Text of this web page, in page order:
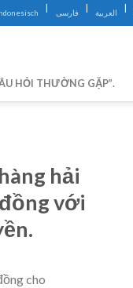
| فارسی | العربية |
HỎI THƯỜNG GẶP”.
hải
với
cho